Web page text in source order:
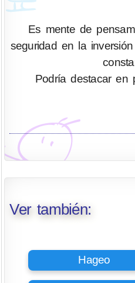
Es mente de
seguridad en la
Podría destacar en
Ver también:
Hageo